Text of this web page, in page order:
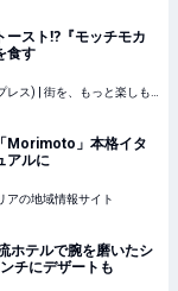
ースト⁉『モッチモカ
食す
Morimoto」本格イタ
アルに
アの地域情報サイト
ホテルで腕を磨いたシ
チにデザートも